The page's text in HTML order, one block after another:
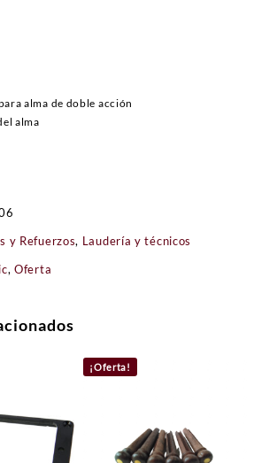
alma de doble acción
alma
y Refuerzos, Laudería y técnicos
,Oferta
¡Oferta!